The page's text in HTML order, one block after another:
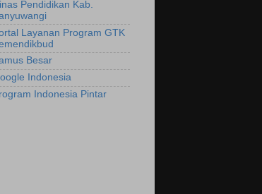
Pendidikan Kab.
Layanan Program GTK
Besar
Indonesia
Indonesia Pintar